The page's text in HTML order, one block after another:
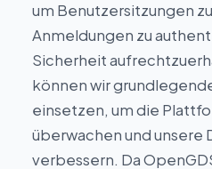
um Benutzersitzungen
Anmeldungen zu
Sicherheit
können wir
einsetzen, um die
überwachen und unsere
verbessern. Da